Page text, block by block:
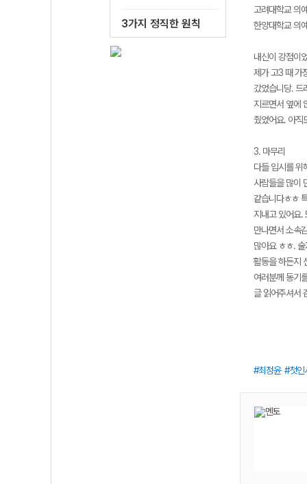
3가지 정직한 원칙
고려대학교 의
한양대학교 의
내신이 강점이
제가 고3 때 가
갔었습니당. 드
지르면서 옆에
줬었어요. 아직
3. 마무리
다들 입시를 위
사람들을 많이
같습니다ㅎㅎ
지내고 있어요.
만나면서 소속
많아요 ㅎㅎ.
활동을 하든지
여러분께 동기
글 읽어주셔서
최정윤 첫인